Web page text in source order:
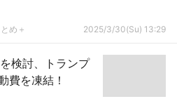
め＋ 2025/3/30(Su) 13:29
検討、トランプ
費を凍結！